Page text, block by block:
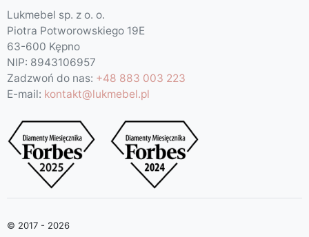
Lukmebel sp. z o. o.
Piotra Potworowskiego 19E
63-600 Kępno
NIP: 8943106957
Zadzwoń do nas: +48 883 003 223
E-mail: kontakt@lukmebel.pl
© 2017 - 2026